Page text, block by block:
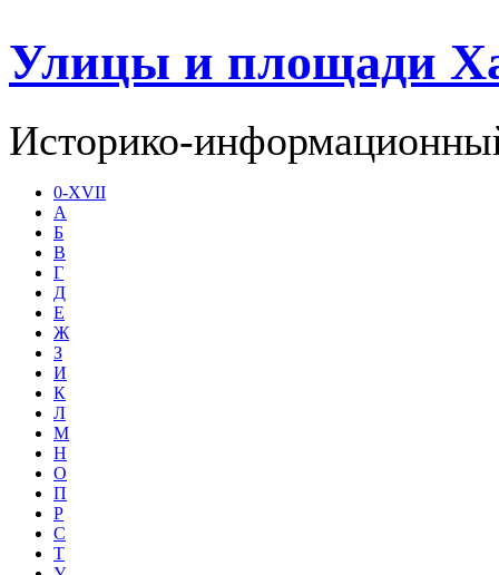
Улицы и площади
Историко-
0-XVII
А
Б
В
Г
Д
Е
Ж
З
И
К
Л
М
Н
О
П
Р
С
Т